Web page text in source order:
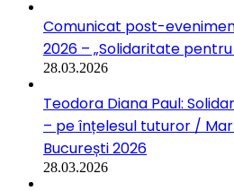
Comunicat post-
2026 – „Solidaritate
28.03.2026
Teodora Diana Paul:
– pe înțelesul tuturor /
București 2026
28.03.2026